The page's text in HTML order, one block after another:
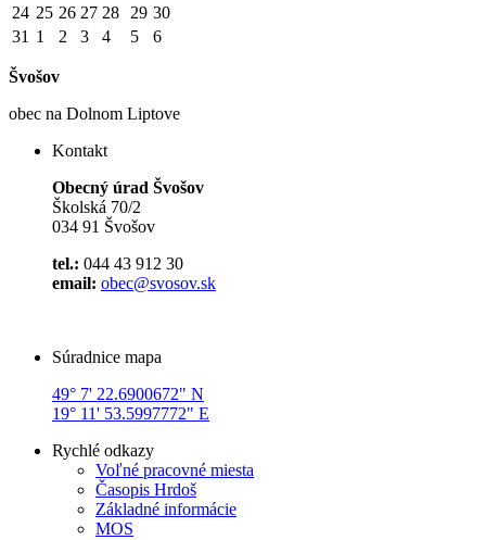
24 25 26 27 28 29 30
31 1 2 3 4 5 6
Švošov
obec na Dolnom Liptove
Kontakt
Obecný úrad Švošov
Školská 70/2
034 91 Švošov
tel.: 044 43 912 30
email: obec@svosov.sk
Súradnice mapa
49° 7' 22.6900672" N
19° 11' 53.5997772" E
Rychlé odkazy
Voľné pracovné miesta
Časopis Hrdoš
Základné informácie
MOS